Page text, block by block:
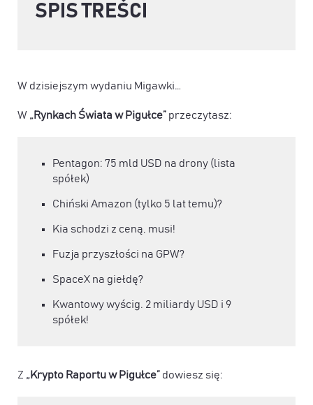
SPIS TREŚCI
W dzisiejszym wydaniu Migawki…
W „Rynkach Świata w Pigułce”przeczytasz:
Pentagon: 75 mld USD na drony (lista
spółek)
Chiński Amazon (tylko 5 lat temu)?
Kia schodzi z ceną, musi!
Fuzja przyszłości na GPW?
SpaceX na giełdę?
Kwantowy wyścig. 2 miliardy USD i 9
spółek!
Z „Krypto Raportu w Pigułce”dowiesz się: